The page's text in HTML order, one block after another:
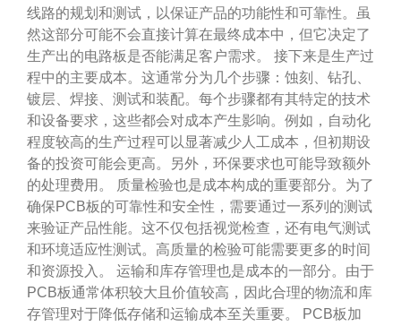
线路的规划和测试，以保证产品的功能性和可靠性。虽
然这部分可能不会直接计算在最终成本中，但它决定了
生产出的电路板是否能满足客户需求。 接下来是生产过
程中的主要成本。这通常分为几个步骤：蚀刻、钻孔、
镀层、焊接、测试和装配。每个步骤都有其特定的技术
和设备要求，这些都会对成本产生影响。例如，自动化
程度较高的生产过程可以显著减少人工成本，但初期设
备的投资可能会更高。另外，环保要求也可能导致额外
的处理费用。 质量检验也是成本构成的重要部分。为了
确保PCB板的可靠性和安全性，需要通过一系列的测试
来验证产品性能。这不仅包括视觉检查，还有电气测试
和环境适应性测试。高质量的检验可能需要更多的时间
和资源投入。 运输和库存管理也是成本的一部分。由于
PCB板通常体积较大且价值较高，因此合理的物流和库
存管理对于降低存储和运输成本至关重要。 PCB板加